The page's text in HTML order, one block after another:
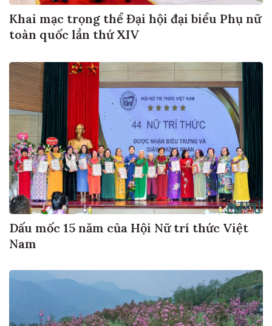
Khai mạc trọng thể Đại hội đại biểu Phụ nữ
toàn quốc lần thứ XIV
Dấu mốc 15 năm của Hội Nữ trí thức Việt
Nam